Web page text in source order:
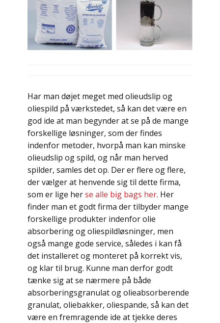
Har man døjet meget med olieudslip og
oliespild på værkstedet, så kan det være en
god ide at man begynder at se på de mange
forskellige løsninger, som der findes
indenfor metoder, hvorpå man kan minske
olieudslip og spild, og når man herved
spilder, samles det op. Der er flere og flere,
der vælger at henvende sig til dette firma,
som er lige herse alle big bags her. Her
finder man et godt firma der tilbyder mange
forskellige produkter indenfor olie
absorbering og oliespildløsninger, men
også mange gode service, således i kan få
det installeret og monteret på korrekt vis,
og klar til brug. Kunne man derfor godt
tænke sig at se nærmere på både
absorberingsgranulat og olieabsorberende
granulat, oliebakker, oliespande, så kan det
være en fremragende ide at tjekke deres